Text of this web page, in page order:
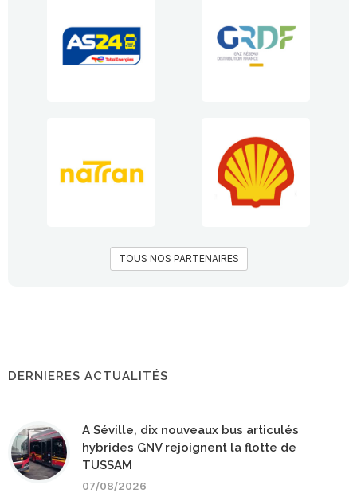
TOUS NOS PARTENAIRES
DERNIERES ACTUALITÉS
A Séville, dix nouveaux bus articulés
hybrides GNV rejoignent la flotte de
TUSSAM
07/08/2026